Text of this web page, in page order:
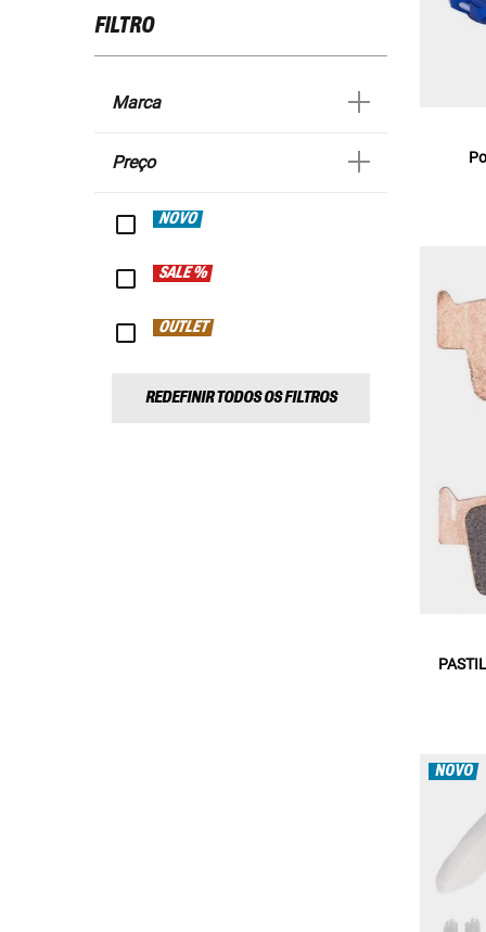
FILTRO
Marca
Preço
NOVO
SALE %
OUTLET
REDEFINIR TODOS OS FILTROS
NOVO